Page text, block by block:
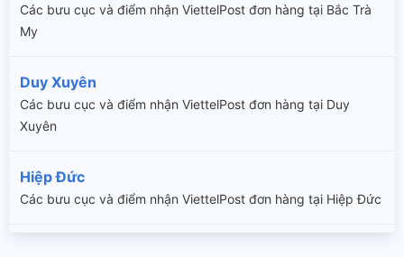
Các bưu cục và điểm nhận ViettelPost đơn hàng tại Bắc Trà
My
Duy Xuyên
Các bưu cục và điểm nhận ViettelPost đơn hàng tại Duy
Xuyên
Hiệp Đức
Các bưu cục và điểm nhận ViettelPost đơn hàng tại Hiệp Đức